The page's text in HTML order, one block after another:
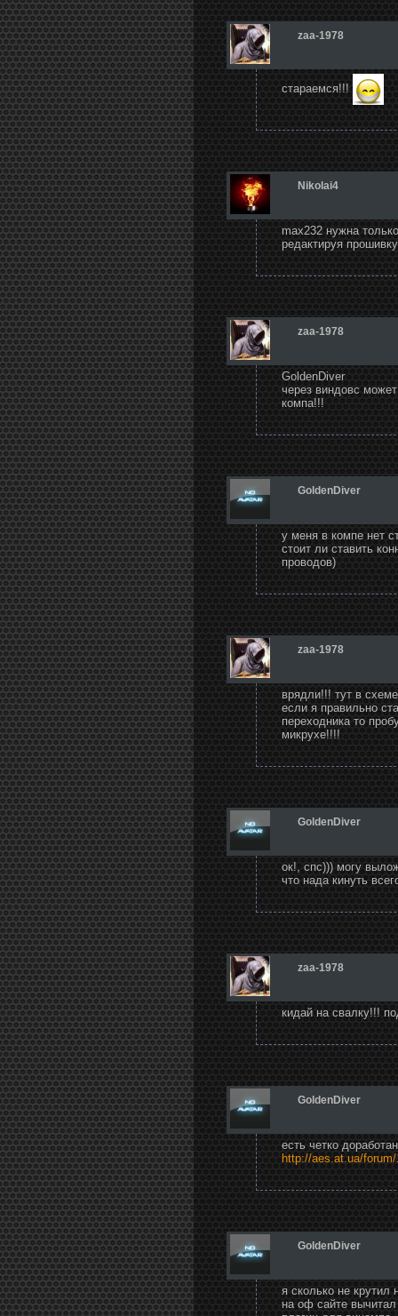
zaa-1978
стараемся!!!
Nikolai4
max232 нужна
редактируя
zaa-1978
GoldenDiver
через виндовс
компа!!!
GoldenDiver
у меня в компе нет
стоит ли ставить
проводов)
zaa-1978
врядли!!! тут в
если я правильно
переходника то
микрухе!!!!
GoldenDiver
ок!, спс))) могу
что нада кинуть
zaa-1978
кидай на свалку!!!
GoldenDiver
есть четко
http://aes.at.ua/
GoldenDiver
я сколько не крутил
на оф сайте